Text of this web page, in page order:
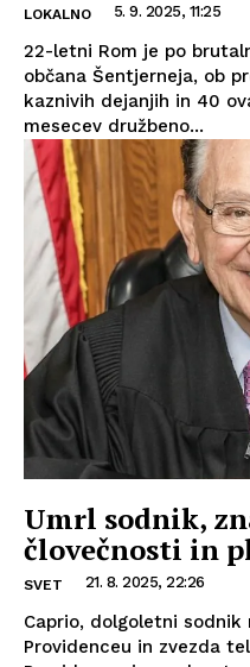
LOKALNO 5. 9. 2025, 11:25
22-letni Rom je po
občana Šentjerneja, ob
kaznivih dejanjih in 40
mesecev družbeno...
Umrl sodnik,
človečnosti in
SVET 21. 8. 2025, 22:26
Caprio, dolgoletni sodnik
Providenceu in zvezda